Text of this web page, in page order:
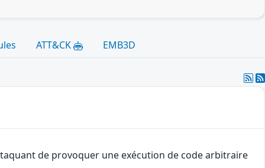
ATT&CK EMB3D
de provoquer une exécution de code arbitraire